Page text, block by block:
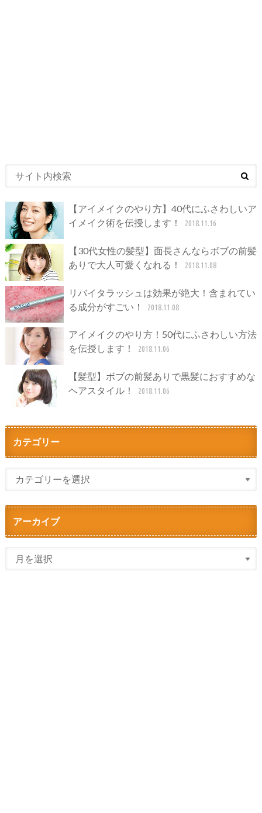
【アイメイクのやり方】40代にふさわしいア
イメイク術を伝授します！
2018.11.16
【30代女性の髪型】面長さんならボブの前髪
ありで大人可愛くなれる！
2018.11.08
リバイタラッシュは効果が絶大！含まれてい
る成分がすごい！
2018.11.08
アイメイクのやり方！50代にふさわしい方法
を伝授します！
2018.11.06
【髪型】ボブの前髪ありで黒髪におすすめな
ヘアスタイル！
2018.11.06
カテゴリー
アーカイブ